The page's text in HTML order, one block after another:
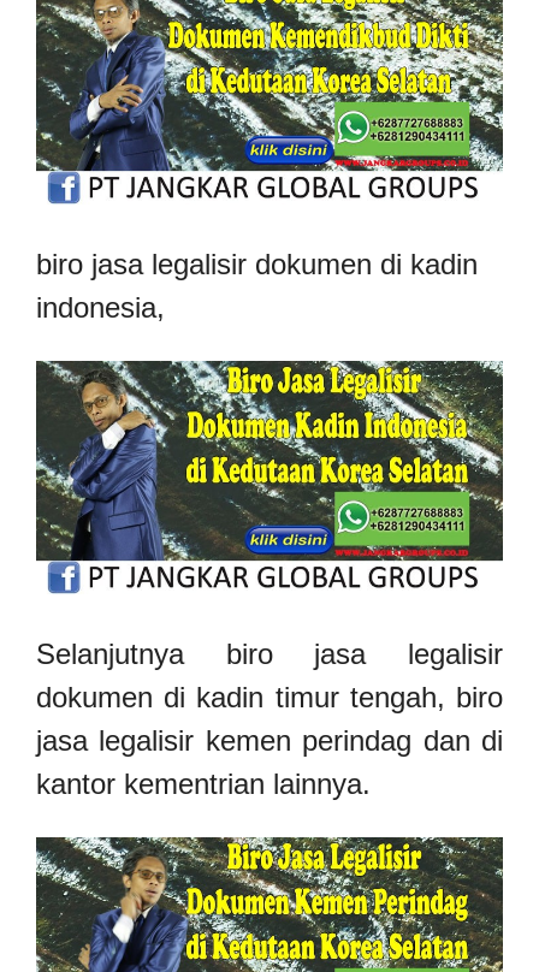
biro jasa legalisir dokumen di kadin
indonesia,
Selanjutnya biro jasa legalisir
dokumen di kadin timur tengah, biro
jasa legalisir kemen perindag dan di
kantor kementrian lainnya.